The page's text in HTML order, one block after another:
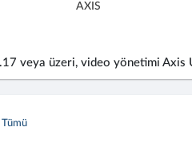
AXIS
veya üzeri, video yönetimi Axis
| Tümü